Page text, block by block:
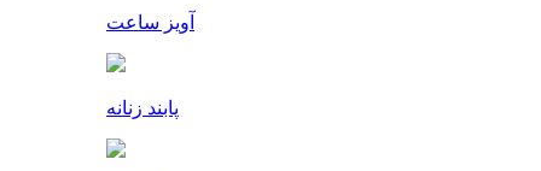
آویز ساعت
پابند زنانه